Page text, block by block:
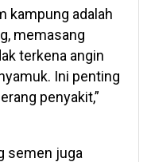
kampung adalah
memasang
terkena angin
Ini penting
penyakit,”
semen juga